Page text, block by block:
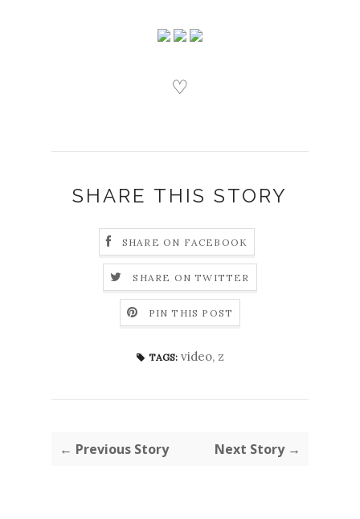
♡
SHARE THIS STORY
SHARE ON FACEBOOK
SHARE ON TWITTER
PIN THIS POST
TAGS: video, z
← Previous Story Next Story →